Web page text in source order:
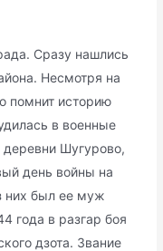
Сразу нашлись
Несмотря на
помнит историю
в военные
Шугурово,
день войны на
них был ее муж
года в разгар боя
дзота. Звание